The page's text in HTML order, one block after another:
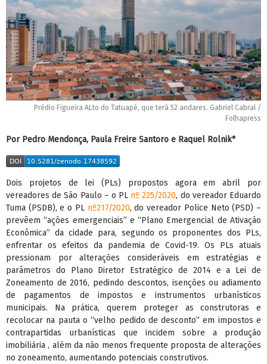
Prédio Figueira ALto do Tatuapé, que terá 52 andares. Gabriel Cabral /
Folhapress
Por Pedro Mendonça, Paula Freire Santoro e Raquel Rolnik*
Dois projetos de lei (PLs) propostos agora em abril por
vereadores de São Paulo – o PL nº 225/2020, do vereador Eduardo
Tuma (PSDB), e o PL nº217/2020, do vereador Police Neto (PSD) –
prevêem “ações emergenciais” e “Plano Emergencial de Ativação
Econômica” da cidade para, segundo os proponentes dos PLs,
enfrentar os efeitos da pandemia de Covid-19. Os PLs atuais
pressionam por alterações consideráveis em estratégias e
parâmetros do Plano Diretor Estratégico de 2014 e a Lei de
Zoneamento de 2016, pedindo descontos, isenções ou adiamento
de pagamentos de impostos e instrumentos urbanísticos
municipais. Na prática, querem proteger as construtoras e
recolocar na pauta o “velho pedido de desconto” em impostos e
contrapartidas urbanísticas que incidem sobre a produção
imobiliária , além da não menos frequente proposta de alterações
no zoneamento, aumentando potenciais construtivos.